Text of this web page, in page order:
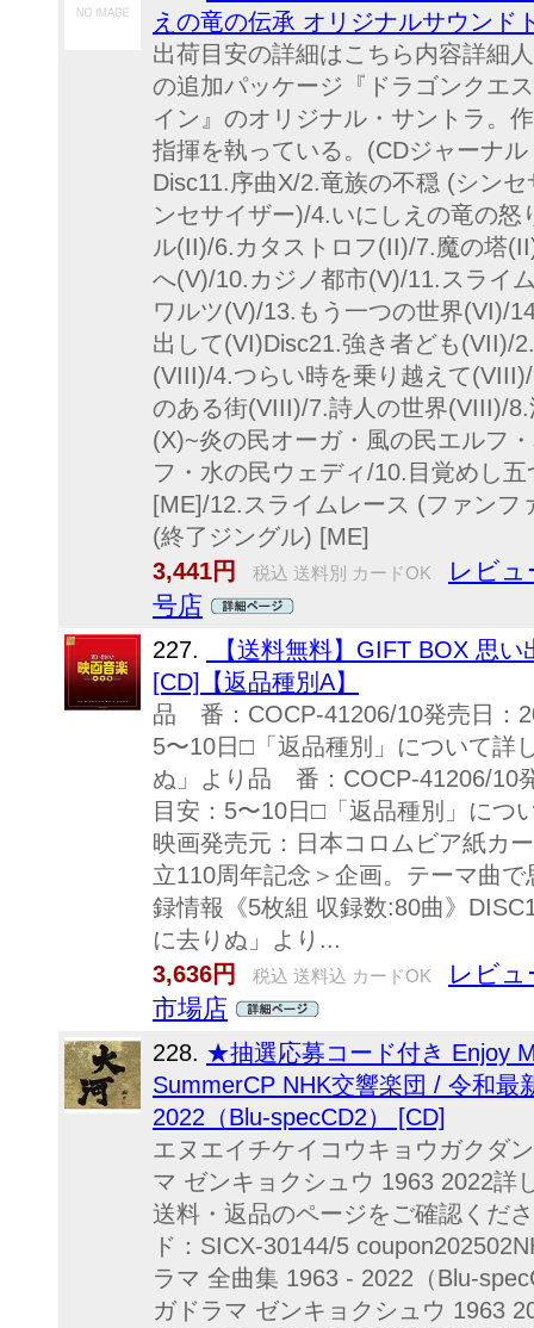
えの竜の伝承 オリジナルサウンド
出荷目安の詳細はこちら内容詳細
の追加パッケージ『ドラゴンクエ
イン』のオリジナル・サントラ。
指揮を執っている。(CDジャーナ
Disc11.序曲X/2.竜族の不穏 (シン
ンセサイザー)/4.いにしえの竜の
ル(II)/6.カタストロフ(II)/7.魔の塔
へ(V)/10.カジノ都市(V)/11.スライ
ワルツ(V)/13.もう一つの世界(VI)/
出して(VI)Disc21.強き者ども(VII)/
(VIII)/4.つらい時を乗り越えて
のある街(VIII)/7.詩人の世界(VIII)/
(X)~炎の民オーガ・風の民エルフ
フ・水の民ウェディ/10.目覚めし
[ME]/12.スライムレース (ファン
(終了ジングル) [ME]
3,441円
税込 送料別 カードOK
レビュ
号店
227.
【送料無料】GIFT BOX 思
[CD]【返品種別A】
品 番：COCP-41206/10発売日：
5〜10日□「返品種別」について詳
ぬ」より品 番：COCP-41206/10
目安：5〜10日□「返品種別」につ
映画発売元：日本コロムビア紙カ
立110周年記念＞企画。テーマ曲
録情報《5枚組 収録数:80曲》
に去りぬ」より...
3,636円
税込 送料込 カードOK
レビュ
市場店
228. ★抽選応募コード付き Enjoy
SummerCP NHK交響楽団 / 令和最
2022（Blu-specCD2） [CD]
エヌエイチケイコウキョウガクダ
マ ゼンキョクシュウ 1963 2022詳
送料・返品のページをご確認くだ
ド：SICX-30144/5
ラマ 全曲集 1963 - 2022（Blu-
ガドラマ ゼンキョクシュウ 1963